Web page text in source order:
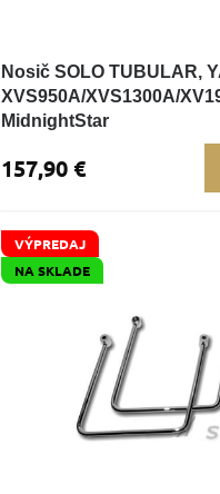
Nosič SOLO TUBULAR,
XVS950A/XVS1300A/
MidnightStar
157,90 €
VÝPREDAJ
NA SKLADE